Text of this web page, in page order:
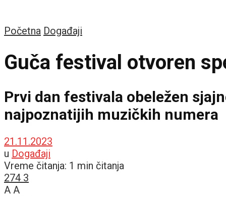
Početna Događaji
Guča festival otvoren
Prvi dan festivala obeležen
najpoznatijih muzičkih numera
21.11.2023
u Događaji
Vreme čitanja: 1 min čitanja
274 3
A A